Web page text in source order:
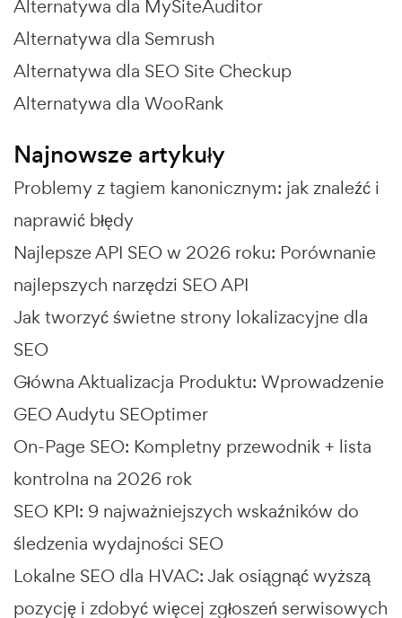
Alternatywa dla MySiteAuditor
Alternatywa dla Semrush
Alternatywa dla SEO Site Checkup
Alternatywa dla WooRank
Najnowsze artykuły
Problemy z tagiem kanonicznym: jak znaleźć i
naprawić błędy
Najlepsze API SEO w 2026 roku: Porównanie
najlepszych narzędzi SEO API
Jak tworzyć świetne strony lokalizacyjne dla
SEO
Główna Aktualizacja Produktu: Wprowadzenie
GEO Audytu SEOptimer
On-Page SEO: Kompletny przewodnik + lista
kontrolna na 2026 rok
SEO KPI: 9 najważniejszych wskaźników do
śledzenia wydajności SEO
Lokalne SEO dla HVAC: Jak osiągnąć wyższą
pozycję i zdobyć więcej zgłoszeń serwisowych